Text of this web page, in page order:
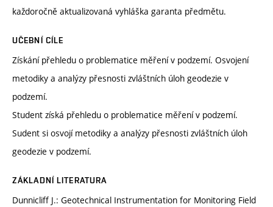
každoročně aktualizovaná vyhláška garanta předmětu.
UČEBNÍ CÍLE
Získání přehledu o problematice měření v podzemí. Osvojení
metodiky a analýzy přesnosti zvláštních úloh geodezie v
podzemí.
Student získá přehledu o problematice měření v podzemí.
Sudent si osvojí metodiky a analýzy přesnosti zvláštních úloh
geodezie v podzemí.
ZÁKLADNÍ LITERATURA
Dunnicliff J.: Geotechnical Instrumentation for Monitoring Field